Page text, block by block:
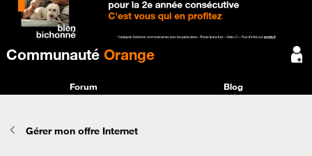
Communauté Orange
Forum Blog
Gérer mon offre Internet